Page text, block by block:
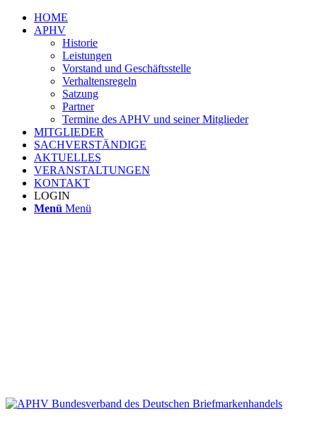
HOME
APHV
Historie
Leistungen
Vorstand und Geschäftsstelle
Verhaltensregeln
Satzung
Partner
Termine des APHV und seiner Mitglieder
MITGLIEDER
SACHVERSTÄNDIGE
AKTUELLES
VERANSTALTUNGEN
KONTAKT
LOGIN
Menü Menü